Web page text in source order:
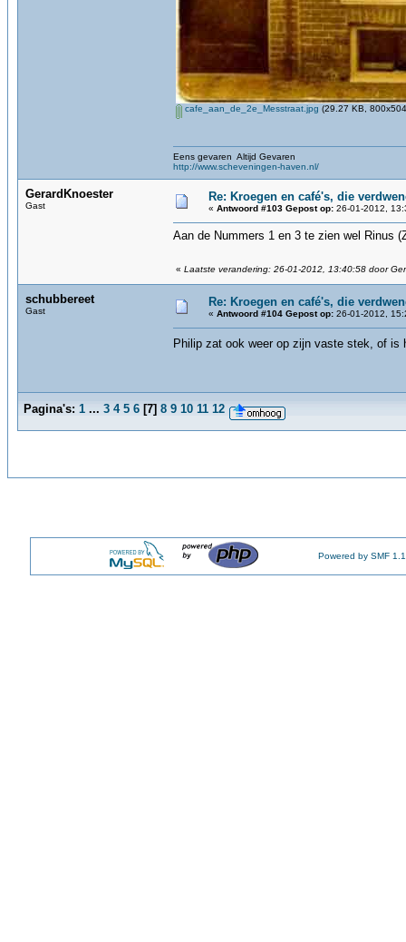
cafe_aan_de_2e_Messtraat.jpg (29.27 KB,
Eens gevaren Altijd Gevaren
http://www.scheveningen-haven.nl/
GerardKnoester
Gast
Re: Kroegen en café's, die
« Antwoord #103 Gepost op: 26-01-2012,
Aan de Nummers 1 en 3 te zien wel Rinus
« Laatste verandering: 26-01-2012, 13:40:58 door
schubbereet
Gast
Re: Kroegen en café's, die
« Antwoord #104 Gepost op: 26-01-2012,
Philip zat ook weer op zijn vaste stek, of is
Pagina's: 1 ... 3 4 5 6 [7] 8 9 10 11 12
Powered by SMF